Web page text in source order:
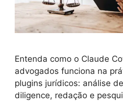
Entenda como o Claude
advogados funciona na
plugins jurídicos: análise
diligence, redação e